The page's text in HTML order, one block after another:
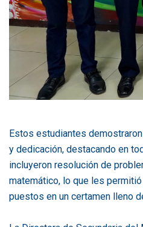
Estos estudiantes
y dedicación, destacando en
incluyeron resolución de
matemático, lo que les
puestos en un certamen lleno